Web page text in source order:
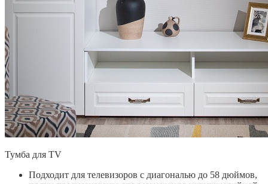
Тумба для TV
Подходит для телевизоров с диагональю до 58 дюймов,